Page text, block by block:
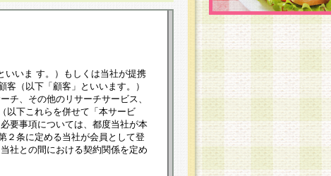
いいま す。）もしくは当社が提携
（以下「顧客」といいます。）
チ、その他のリサーチサービス、
以下これらを併せて「本サービ
要事項については、都度当社が本
２条に定める当社が会員として登
社との間における契約関係を定め